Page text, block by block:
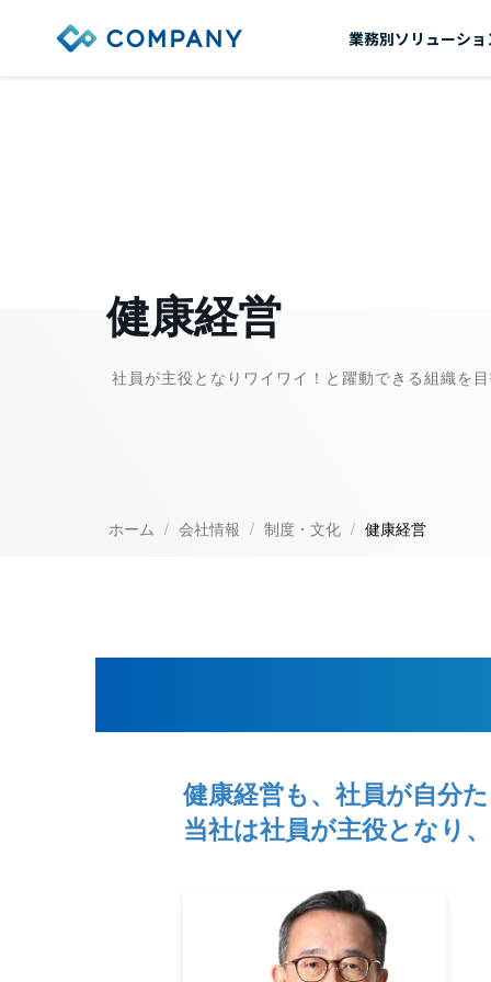
業務別ソリューショ
健康経営
社員が主役となりワイワイ！と躍動できる組織を
ホーム 会社情報 制度・文化 健康経営
健康経営も、社員が自分
当社は社員が主役となり